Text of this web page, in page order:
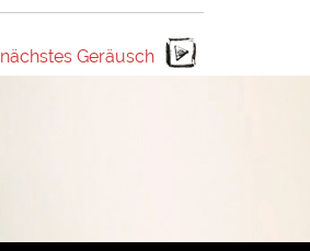
nächstes Geräusch